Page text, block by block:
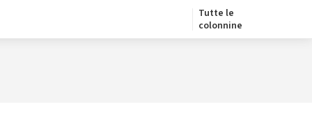
Tutte le
colonnine